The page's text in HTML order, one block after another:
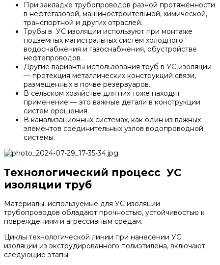
При закладке трубопроводов разной протяжённости
в нефтегазовой, машиностроительной, химической,
транспортной и других отраслей.
Трубы в УС изоляции используют при монтаже
подземных магистральных систем холодного
водоснабжения и газоснабжения, обустройстве
нефтепроводов.
Другие варианты использования труб в УС изоляции
— протекция металлических конструкций связи,
размещенных в почве резервуаров.
В сельском хозяйстве для них тоже находят
применение — это важные детали в конструкции
систем орошения.
В канализационных системах, как один из важных
элементов соединительных узлов водопроводной
системы.
Технологический процесс УС
изоляции труб
Материалы, используемые для УС изоляции
трубопроводов обладают прочностью, устойчивостью к
повреждениям и агрессивным средам.
Циклы технологической линии при нанесении УС
изоляции из экструдированного полиэтилена, включают
следующие этапы: